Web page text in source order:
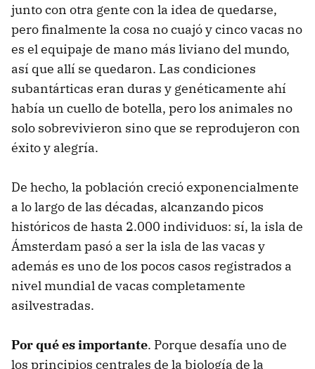
junto con otra gente con la idea de quedarse,
pero finalmente la cosa no cuajó y cinco vacas no
es el equipaje de mano más liviano del mundo,
así que allí se quedaron. Las condiciones
subantárticas eran duras y genéticamente ahí
había un cuello de botella, pero los animales no
solo sobrevivieron sino que se reprodujeron con
éxito y alegría.
De hecho, la población creció exponencialmente
a lo largo de las décadas, alcanzando picos
históricos de hasta 2.000 individuos: sí, la isla de
Ámsterdam pasó a ser la isla de las vacas y
además es uno de los pocos casos registrados a
nivel mundial de vacas completamente
asilvestradas.
Por qué es importante. Porque desafía uno de
los principios centrales de la biología de la